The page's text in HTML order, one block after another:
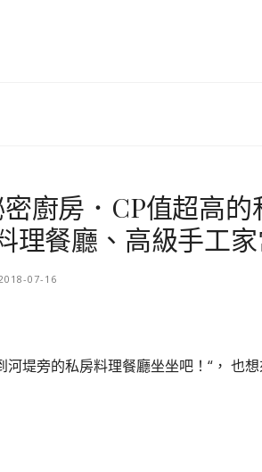
廚房．CP值超高
理餐廳、高級手工
07-16
河堤旁的私房料理餐廳坐坐吧！“， 也